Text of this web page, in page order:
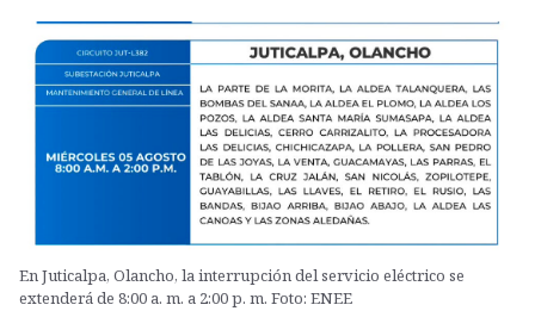
En Juticalpa, Olancho, la interrupción del servicio eléctrico se
extenderá de 8:00 a. m. a 2:00 p. m. Foto: ENEE